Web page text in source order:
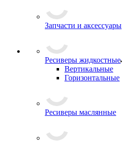
Запчасти и аксессуары
Ресиверы жидкостные
Вертикальные
Горизонтальные
Ресиверы маслянные